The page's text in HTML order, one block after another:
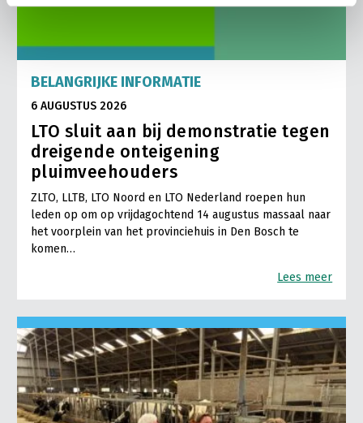
BELANGRIJKE INFORMATIE
6 AUGUSTUS 2026
LTO sluit aan bij demonstratie tegen
dreigende onteigening
pluimveehouders
ZLTO, LLTB, LTO Noord en LTO Nederland roepen hun
leden op om op vrijdagochtend 14 augustus massaal naar
het voorplein van het provinciehuis in Den Bosch te
komen…
Lees meer